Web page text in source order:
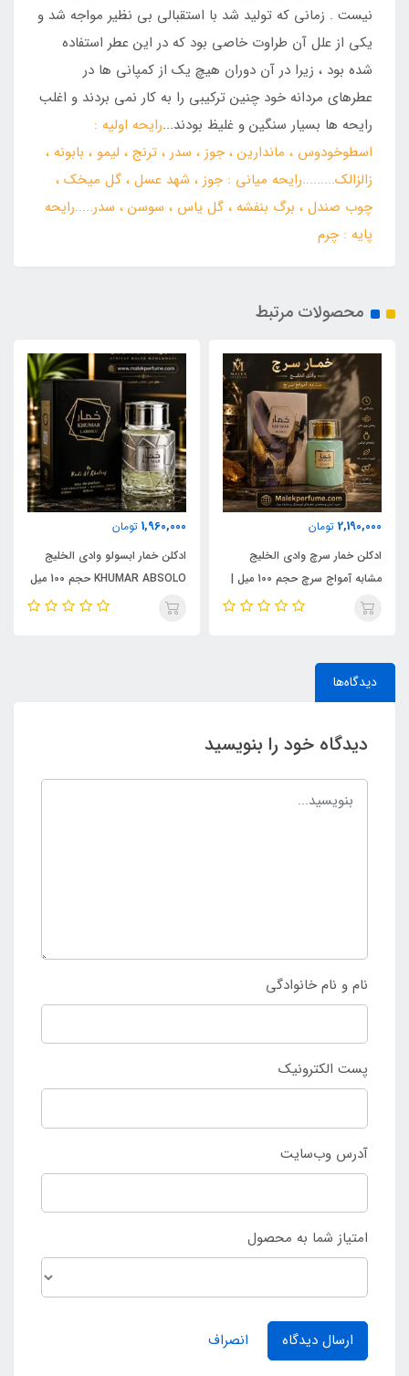
نیست . زمانی که تولید شد با استقبالی بی نظیر مواجه شد و
یکی از علل آن طراوت خاصی بود که در این عطر استفاده
شده بود ، زیرا در آن دوران هیچ یک از کمپانی ها در
عطرهای مردانه خود چنین ترکیبی را به کار نمی بردند و اغلب
رایحه ها بسیار سنگین و غلیظ بودند...رایحه اولیه :
اسطوخودوس ، ماندارین ، جوز ، سدر ، ترنج ، لیمو ، بابونه ،
زالزالک.........رایحه میانی : جوز ، شهد عسل ، گل میخک ،
چوب صندل ، برگ بنفشه ، گل یاس ، سوسن ، سدر.....رایحه
پایه : چرم
محصولات مرتبط
2,190,000 تومان
ادکلن خمار سرچ وادی الخلیج
مشابه آمواج سرچ حجم 100 میل |
KHUMAR Search Eau de
1,960,000 تومان
ادکلن خمار ابسولو وادی الخلیج
KHUMAR ABSOLO حجم 100 میل
| مشابه اورجینال ایو سن لورن مای
دیدگاه‌ها
دیدگاه خود را بنویسید
نام و نام خانوادگی
پست الکترونیک
آدرس وب‌سایت
امتیاز شما به محصول
ارسال دیدگاه انصراف